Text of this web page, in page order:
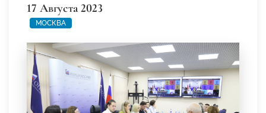
17 Августа 2023
МОСКВА